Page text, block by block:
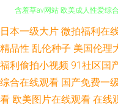
欧美男人天堂网 大香蕉伊人色
含羞草av网站 欧美成人性爱综
日本一级大片 微拍福利在
精品性 乱伦种子 美国伦理
福利偷拍小视频 91社区国
综合在线观看 国产免费一
看 欧美图片在线观看 在线